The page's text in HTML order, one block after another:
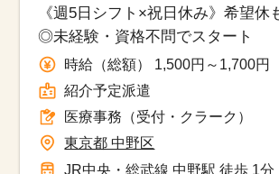
《週5日シフト×祝日休み》希望休
◎未経験・資格不問でスタート
時給（総額） 1,500円～1,700円
紹介予定派遣
医療事務（受付・クラーク）
東京都 中野区
JR中央・総武線 中野駅 徒歩 1分